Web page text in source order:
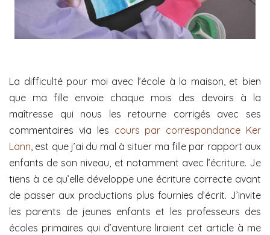
La difficulté pour moi avec l’école à la maison, et bien
que ma fille envoie chaque mois des devoirs à la
maîtresse qui nous les retourne corrigés avec ses
commentaires via les cours par correspondance Ker
Lann, est que j’ai du mal à situer ma fille par rapport aux
enfants de son niveau, et notamment avec l’écriture. Je
tiens à ce qu’elle développe une écriture correcte avant
de passer aux productions plus fournies d’écrit. J’invite
les parents de jeunes enfants et les professeurs des
écoles primaires qui d’aventure liraient cet article à me